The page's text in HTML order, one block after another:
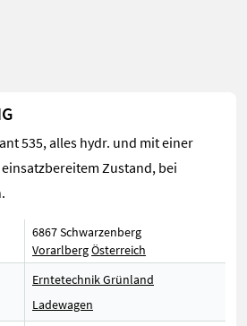
535, alles hydr. und mit einer
Zustand, bei
6867 Schwarzenberg
VorarlbergÖsterreich
Erntetechnik Grünland
Ladewagen